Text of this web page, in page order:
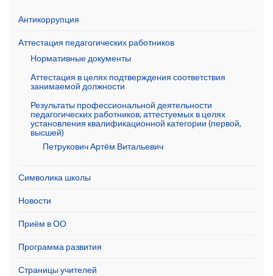
Антикоррупция
Аттестация педагогических работников
Нормативные документы
Аттестация в целях подтверждения соответствия
занимаемой должности
Результаты профессиональной деятельности
педагогических работников, аттестуемых в целях
установления квалификационной категории (первой,
высшей)
Петрукович Артём Витальевич
Символика школы
Новости
Приём в ОО
Программа развития
Страницы учителей